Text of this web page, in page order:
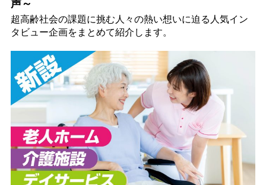
声～
超高齢社会の課題に挑む人々の熱い想いに迫る人気イン
タビュー企画をまとめて紹介します。